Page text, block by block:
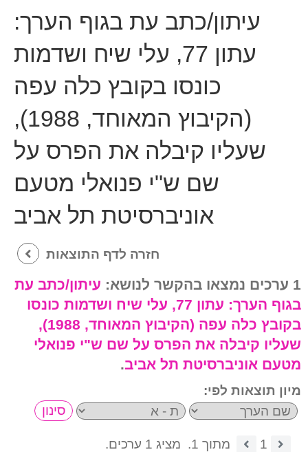
עיתון/כתב עת בגוף הערך:
עתון 77, עלי שיח ושדמות
כונסו בקובץ כלה עפה
(הקיבוץ המאוחד, 1988),
שעליו קיבלה את הפרס על
שם ש"י פנואלי מטעם
אוניברסיטת תל אביב
חזרה לדף התוצאות
1 ערכים נמצאו בהקשר לנושא:
עיתון/כתב עת
בגוף הערך:
עתון 77, עלי שיח ושדמות כונסו
בקובץ כלה עפה (הקיבוץ המאוחד, 1988),
שעליו קיבלה את הפרס על שם ש"י פנואלי
מטעם אוניברסיטת תל אביב.
מיון תוצאות לפי:
1 מתוך 1.
מציג 1 ערכים.